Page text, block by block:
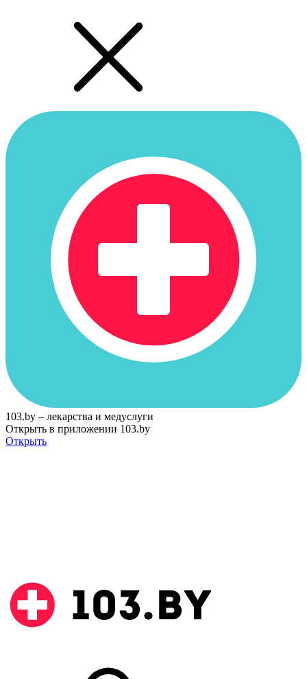
103.by – лекарства и медуслуги
Открыть в приложении 103.by
Открыть